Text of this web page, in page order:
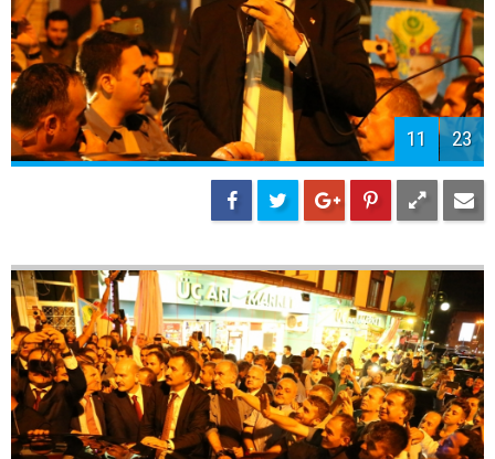
11 23